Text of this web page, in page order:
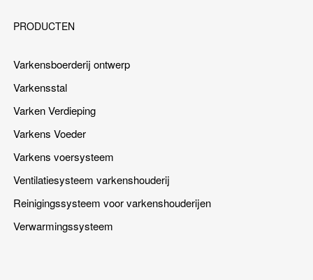
PRODUCTEN
Varkensboerderij ontwerp
Varkensstal
Varken Verdieping
Varkens Voeder
Varkens voersysteem
Ventilatiesysteem varkenshouderij
Reinigingssysteem voor varkenshouderijen
Verwarmingssysteem